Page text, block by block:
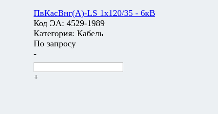
ПвКасВнг(А)-LS 1х120/35 - 6кВ
Код ЭА: 4529-1989
Категория: Кабель
По запросу
-
+